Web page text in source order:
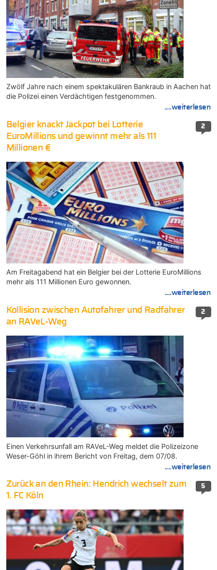
Zwölf Jahre nach einem spektakulären Bankraub in Aachen hat
die Polizei einen Verdächtigen festgenommen.
....weiterlesen
2
Belgier knackt Jackpot bei Lotterie
EuroMillions und gewinnt mehr als 111
Millionen €
Am Freitagabend hat ein Belgier bei der Lotterie EuroMillions
mehr als 111 Millionen Euro gewonnen.
....weiterlesen
2
Kollision zwischen Autofahrer und Radfahrer
an RAVeL-Weg
Einen Verkehrsunfall am RAVeL-Weg meldet die Polizeizone
Weser-Göhl in ihrem Bericht von Freitag, dem 07/08.
....weiterlesen
5
Zurück an den Rhein: Hendrich wechselt zum
1. FC Köln